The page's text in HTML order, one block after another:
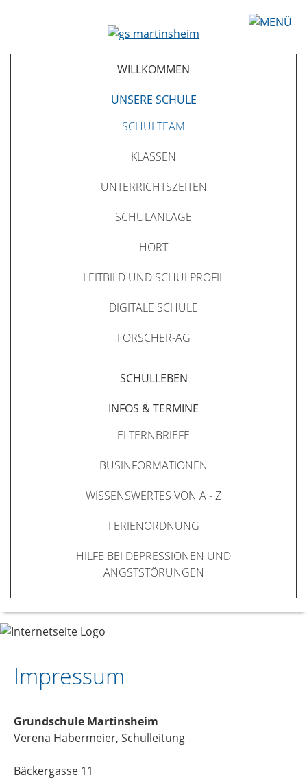
WILLKOMMEN
UNSERE SCHULE
SCHULTEAM
KLASSEN
UNTERRICHTSZEITEN
SCHULANLAGE
HORT
LEITBILD UND SCHULPROFIL
DIGITALE SCHULE
FORSCHER-AG
SCHULLEBEN
INFOS & TERMINE
ELTERNBRIEFE
BUSINFORMATIONEN
WISSENSWERTES VON A - Z
FERIENORDNUNG
HILFE BEI DEPRESSIONEN UND
ANGSTSTÖRUNGEN
Impressum
Grundschule Martinsheim
Verena Habermeier, Schulleitung
Bäckergasse 11